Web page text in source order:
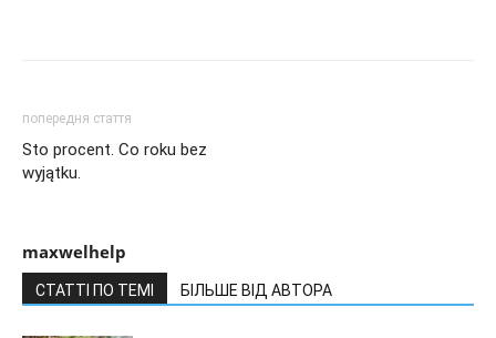
попередня стаття
Sto procent. Co roku bez
wyjątku.
maxwelhelp
СТАТТІ ПО ТЕМІ БІЛЬШЕ ВІД АВТОРА